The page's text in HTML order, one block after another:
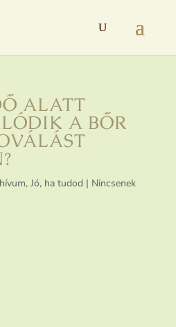
ALATT
A BŐR
, Jó, ha tudod| Nincsenek